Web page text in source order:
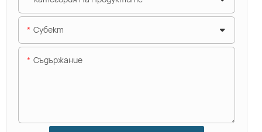
Субект
Съдържание